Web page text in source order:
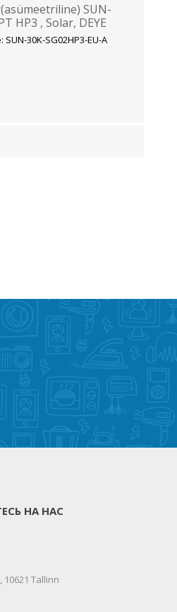
SUN-
HP3 , Solar, DEYE
30K-SG02HP3-EU-A
НА НАС
10621 Tallinn